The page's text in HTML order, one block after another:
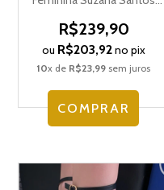
R$239,90
ou R$203,92no pix
10x de R$23,99 sem juros
COMPRAR